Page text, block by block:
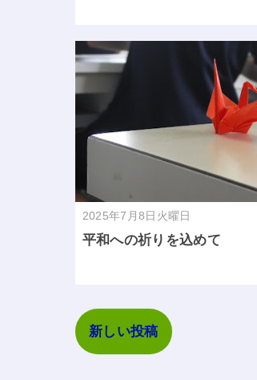
2025年7月8日火曜日
平和への祈りを込めて
新しい投稿